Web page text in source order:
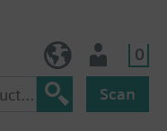
0
Scan